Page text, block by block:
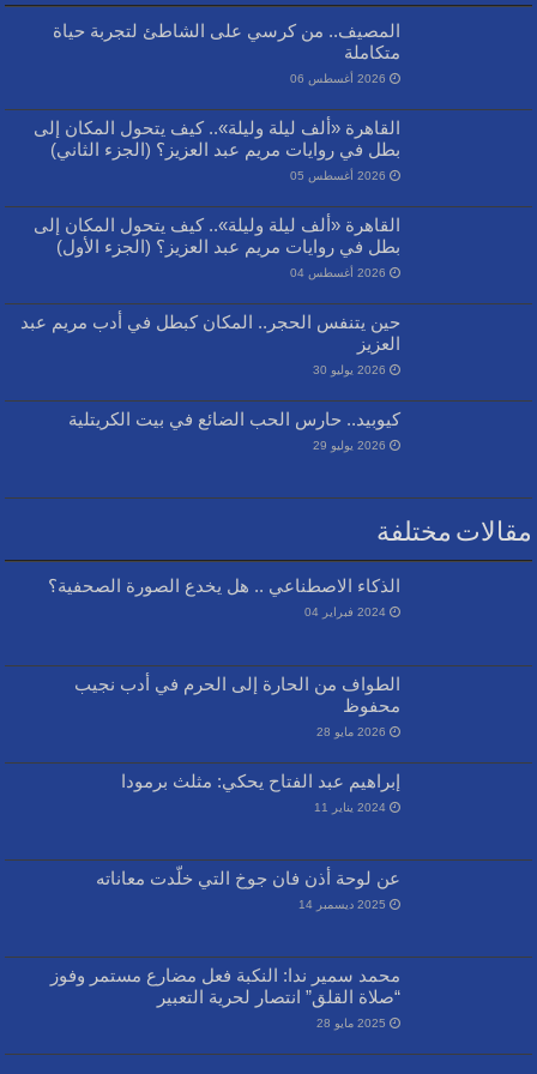
المصيف.. من كرسي على الشاطئ لتجربة حياة
متكاملة
2026 أغسطس 06
القاهرة «ألف ليلة وليلة».. كيف يتحول المكان إلى
بطل في روايات مريم عبد العزيز؟ (الجزء الثاني)
2026 أغسطس 05
القاهرة «ألف ليلة وليلة».. كيف يتحول المكان إلى
بطل في روايات مريم عبد العزيز؟ (الجزء الأول)
2026 أغسطس 04
حين يتنفس الحجر.. المكان كبطل في أدب مريم عبد
العزيز
2026 يوليو 30
كيوبيد.. حارس الحب الضائع في بيت الكريتلية
2026 يوليو 29
مقالات مختلفة
الذكاء الاصطناعي .. هل يخدع الصورة الصحفية؟
2024 فبراير 04
الطواف من الحارة إلى الحرم في أدب نجيب
محفوظ
2026 مايو 28
إبراهيم عبد الفتاح يحكي: مثلث برمودا
2024 يناير 11
عن لوحة أذن فان جوخ التي خلّدت معاناته
2025 ديسمبر 14
محمد سمير ندا: النكبة فعل مضارع مستمر وفوز
“صلاة القلق” انتصار لحرية التعبير
2025 مايو 28